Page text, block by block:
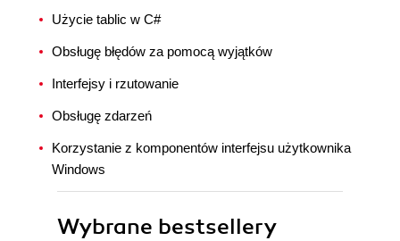
Użycie tablic w C#
Obsługę błędów za pomocą wyjątków
Interfejsy i rzutowanie
Obsługę zdarzeń
Korzystanie z komponentów interfejsu użytkownika
Windows
Wybrane bestsellery